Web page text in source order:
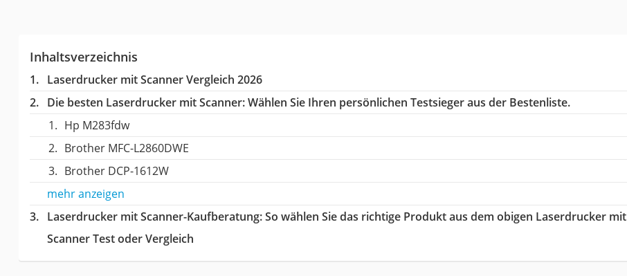
Inhaltsverzeichnis
Laserdrucker mit Scanner Vergleich 2026
Die besten Laserdrucker mit Scanner:Wählen Sie Ihren persönlichen Testsieger aus der Bestenliste.
Hp M283fdw
Brother MFC-L2860DWE
Brother DCP-1612W
mehr anzeigen
Laserdrucker mit Scanner-Kaufberatung: So wählen Sie das richtige Produkt aus dem obigen Laserdrucker mit
Scanner Test oder Vergleich